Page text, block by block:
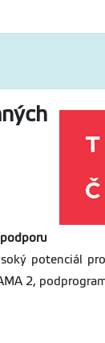
podporu
potenciál
2,